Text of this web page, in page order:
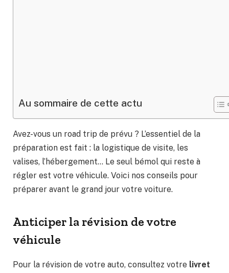
Au sommaire de cette actu
Avez-vous un road trip de prévu ? L’essentiel de la
préparation est fait : la logistique de visite, les
valises, l’hébergement… Le seul bémol qui reste à
régler est votre véhicule. Voici nos conseils pour
préparer avant le grand jour votre voiture.
Anticiper la révision de votre
véhicule
Pour la révision de votre auto, consultez votre livret